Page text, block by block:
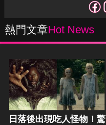
熱門文章Hot News
日落後出現吃人怪物！驚